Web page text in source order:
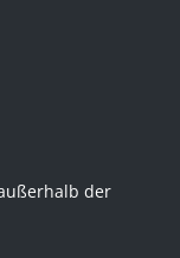
der